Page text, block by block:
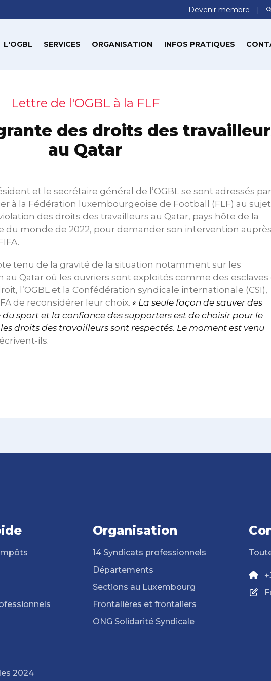
Devenir membre
L'OGBL SERVICES ORGANISATION INFOS PRATIQUES
Lettre de l'OGBL à la FLF
des droits des
au Qatar
et le secrétaire général de l’OGBL se sont adressés par
à la Fédération luxembourgeoise de Football (FLF) au sujet
des droits des travailleurs au Qatar, pays hôte de la
du monde de 2022, pour demander son intervention auprès
tenu de la gravité de la situation notamment sur les
Qatar où les ouvriers sont exploités comme des esclaves
l’OGBL et la Confédération syndicale internationale (CSI),
de reconsidérer leur choix. « La seule façon de sauver des
sport et la confiance des supporters est de choisir pour le
droits des travailleurs sont respectés. Le moment est venu
ils.
2024
Organisation
14 Syndicats professionnels
Départements
Sections au Luxembourg
Frontalières et frontaliers
ONG Solidarité Syndicale